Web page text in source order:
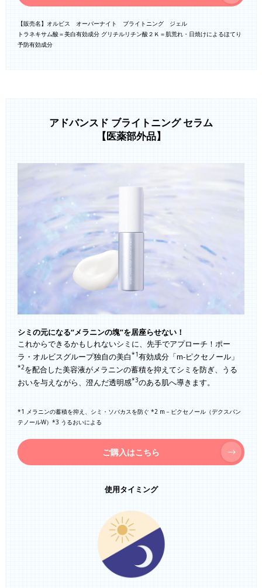
【販売名】オルビス オーバーナイト ブライトニング ジェル
トラネキサム酸＝美白有効成分 グリチルリチン酸２Ｋ＝肌荒れ・日焼けによるほてり
予防有効成分
アドバンスド ブライトニング セラム
【医薬部外品】
シミの元になる“メラニンの塊”を居座らせない！
これからできるかもしれないシミに、先手でアプローチ！ポー
ラ・オルビスグループ独自の美白*1有効成分「m-ピクセノール」
*2を配合した美容液がメラニンの蓄積を抑えてシミを防ぎ、うる
おいを与えながら、澄んだ透明感*3のある肌へ導きます。
*1 メラニンの蓄積を抑え、シミ・ソバカスを防ぐ *2 m－ピクセノール（デクスパン
テノールW）*3 うるおいによる
ご購入はこちら
使用タイミング